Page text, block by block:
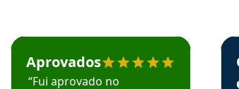
em depoimento
Estudante Mário recomenda o Aprova
Aprovados
“Fui aprovado no